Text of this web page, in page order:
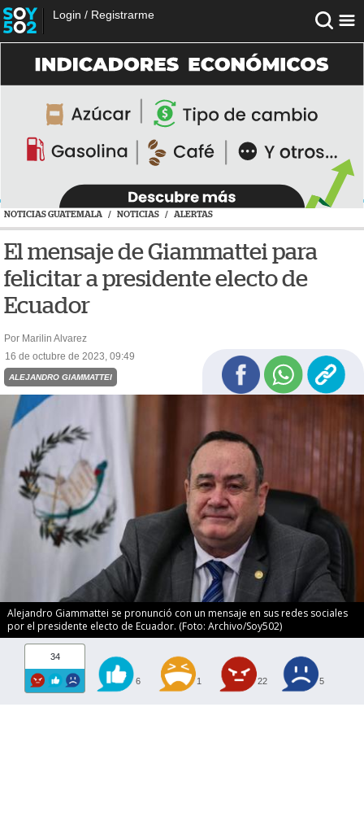
Login / Registrarme
NOTICIAS GUATEMALA / NOTICIAS / ALERTAS
El mensaje de Giammattei para
felicitar a presidente electo de
Ecuador
Por Marilin Alvarez
16 de octubre de 2023, 09:49
ALEJANDRO GIAMMATTEI
Alejandro Giammattei se pronunció con un mensaje en sus redes sociales
por el presidente electo de Ecuador. (Foto: Archivo/Soy502)
34
6 1 22 5